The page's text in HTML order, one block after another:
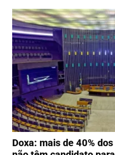
Doxa: mais de 40%